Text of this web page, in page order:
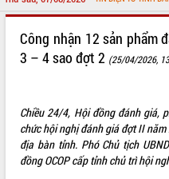
LÃNH ĐẠO UBND TỈNH
SỞ, BAN, NGÀNH
UBND CÁC XÃ, PHƯỜNG
Công nhận 12 sản phẩm
3 – 4 sao đợt 2 (25/04/2026,
Chiều 24/4, Hội đồng đánh giá,
chức hội nghị đánh giá đợt II
địa bàn tỉnh. Phó Chủ tịch
đồng OCOP cấp tỉnh chủ trì hội